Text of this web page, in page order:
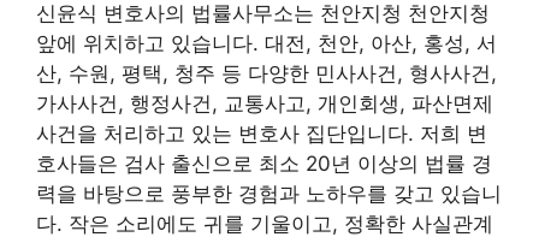
신윤식 변호사의 법률사무소는 천안지청 천안지청
앞에 위치하고 있습니다. 대전, 천안, 아산, 홍성, 서
산, 수원, 평택, 청주 등 다양한 민사사건, 형사사건,
가사사건, 행정사건, 교통사고, 개인회생, 파산면제
사건을 처리하고 있는 변호사 집단입니다. 저희 변
호사들은 검사 출신으로 최소 20년 이상의 법률 경
력을 바탕으로 풍부한 경험과 노하우를 갖고 있습니
다. 작은 소리에도 귀를 기울이고, 정확한 사실관계